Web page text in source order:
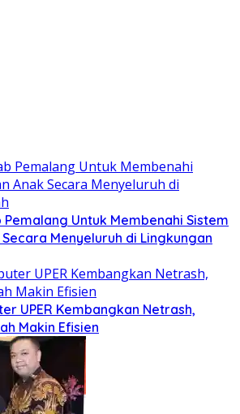
Untuk Membenahi Sistem
Menyeluruh di Lingkungan
UPER Kembangkan Netrash,
Makin Efisien